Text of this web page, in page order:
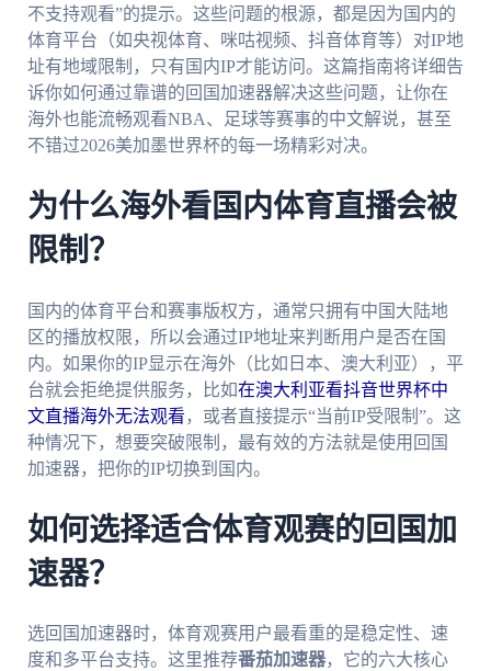
不支持观看”的提示。这些问题的根源，都是因为国内的
体育平台（如央视体育、咪咕视频、抖音体育等）对IP地
址有地域限制，只有国内IP才能访问。这篇指南将详细告
诉你如何通过靠谱的回国加速器解决这些问题，让你在
海外也能流畅观看NBA、足球等赛事的中文解说，甚至
不错过2026美加墨世界杯的每一场精彩对决。
为什么海外看国内体育直播会被
限制？
国内的体育平台和赛事版权方，通常只拥有中国大陆地
区的播放权限，所以会通过IP地址来判断用户是否在国
内。如果你的IP显示在海外（比如日本、澳大利亚），平
台就会拒绝提供服务，比如在澳大利亚看抖音世界杯中
文直播海外无法观看 ，或者直接提示“当前IP受限制”。这
种情况下，想要突破限制，最有效的方法就是使用回国
加速器，把你的IP切换到国内。
如何选择适合体育观赛的回国加
速器？
选回国加速器时，体育观赛用户最看重的是稳定性、速
度和多平台支持。这里推荐番茄加速器，它的六大核心